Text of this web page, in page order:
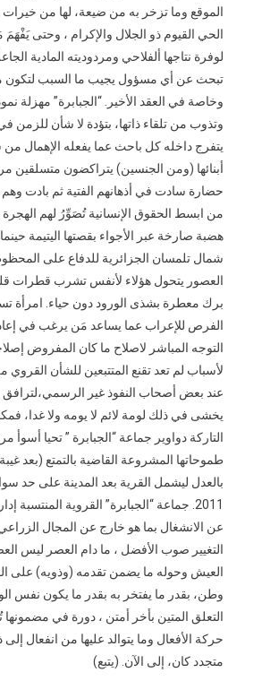
الموقع وما تزخر به من ضيعة، لها من خيرات
الحي القيوم ذو الجلال والإكرام ، وحتى يَفْهَمَ
لوفرة نتاجها ألفلاحي ومردوديته المادية
تبحث عن أي مسؤول يجيب ما السبب لتكون
وخاصة في العقد الأخير. “الجبابرة” مهزلة
وتذوب من تلقاء ذاتها، بتؤدة لا شأن للزمن
يتفرج داخله كل باحث عما يفعله الإهمال من
أبنائها (ومن الجنسين) يتراكضون متسلقين
حضارة سادت في أذهانهم الفتية ثم بادت
من ابسط الحقوق الإنسانية تُصَوِّرُ لهم الهجرة
هضبة صارخة عبر الأجواء بقصتها اليتيمة
شمال تلمسان الجزائرية للدفاع على
العصور يتحول هؤلاء لأنفس تشرب قطرات
برك معطرة بشذى الورود دون حياء. امرأة
الفرص للإعراب عما يساعد مَن يرغب في
التوجه المباشر لاصلاح ما كان المفروض
لأسباب لم تعد تقنع المتتبعين للشأن
عند بعض أصحاب النفوذ غير
يخشى في ذلك لومة لائم لا يومه ولا غدا،
التاركة دواوير جماعة “الجبابرة ” تحيا
طموحاتها المشروعة القاضية بالتمتع (بعد
بالعدل ليشمل القرية بعد المدينة على حد
2011. جماعة “الجبابرة” القروية
عن الانشغال بما هو خارج عن المجال الزراعي،
التغيير صوب الأفضل ، ما دام العصر ليس
العيش وحوله ما يضمن تقدمه (وذويه) على
وطن، بقدر ما يفتخر به بقدر ما يكون نفس
التعلق المتين بأخر أمتن ، دورة في
حركة الأفعال وما يتوالد عليها من انفعال
متجدد كان، إلى الآن. (يتبع)